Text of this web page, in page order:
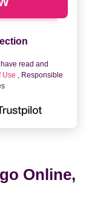
read and
Use , Responsible
Online,